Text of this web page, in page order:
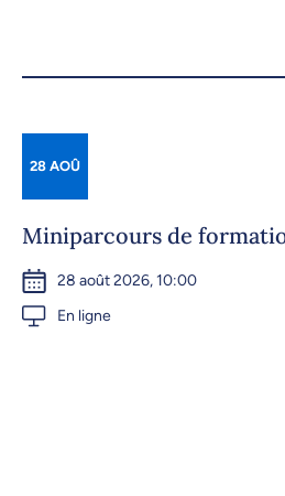
28 AOÛ
Miniparcours de
28 août 2026, 10:00
En ligne